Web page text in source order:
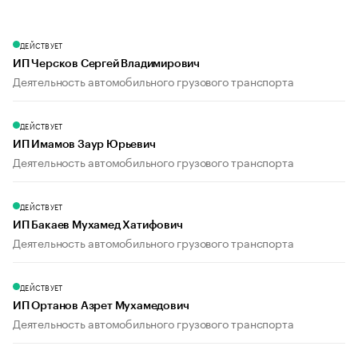
ДЕЙСТВУЕТ
ИП Черсков Сергей Владимирович
Деятельность автомобильного грузового транспорта
ДЕЙСТВУЕТ
ИП Имамов Заур Юрьевич
Деятельность автомобильного грузового транспорта
ДЕЙСТВУЕТ
ИП Бакаев Мухамед Хатифович
Деятельность автомобильного грузового транспорта
ДЕЙСТВУЕТ
ИП Ортанов Азрет Мухамедович
Деятельность автомобильного грузового транспорта